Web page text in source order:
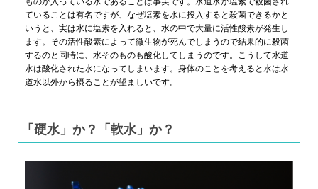
ていることは有名ですが、なぜ塩素を水に投入すると殺菌できるかと
いうと、実は水に塩素を入れると、水の中で大量に活性酸素が発生し
ます。その活性酸素によって微生物が死んでしまうので結果的に殺菌
するのと同時に、水そのものも酸化してしまうのです。こうして水道
水は酸化された水になってしまいます。身体のことを考えると水は水
道水以外から摂ることが望ましいです。
「硬水」か？「軟水」か？